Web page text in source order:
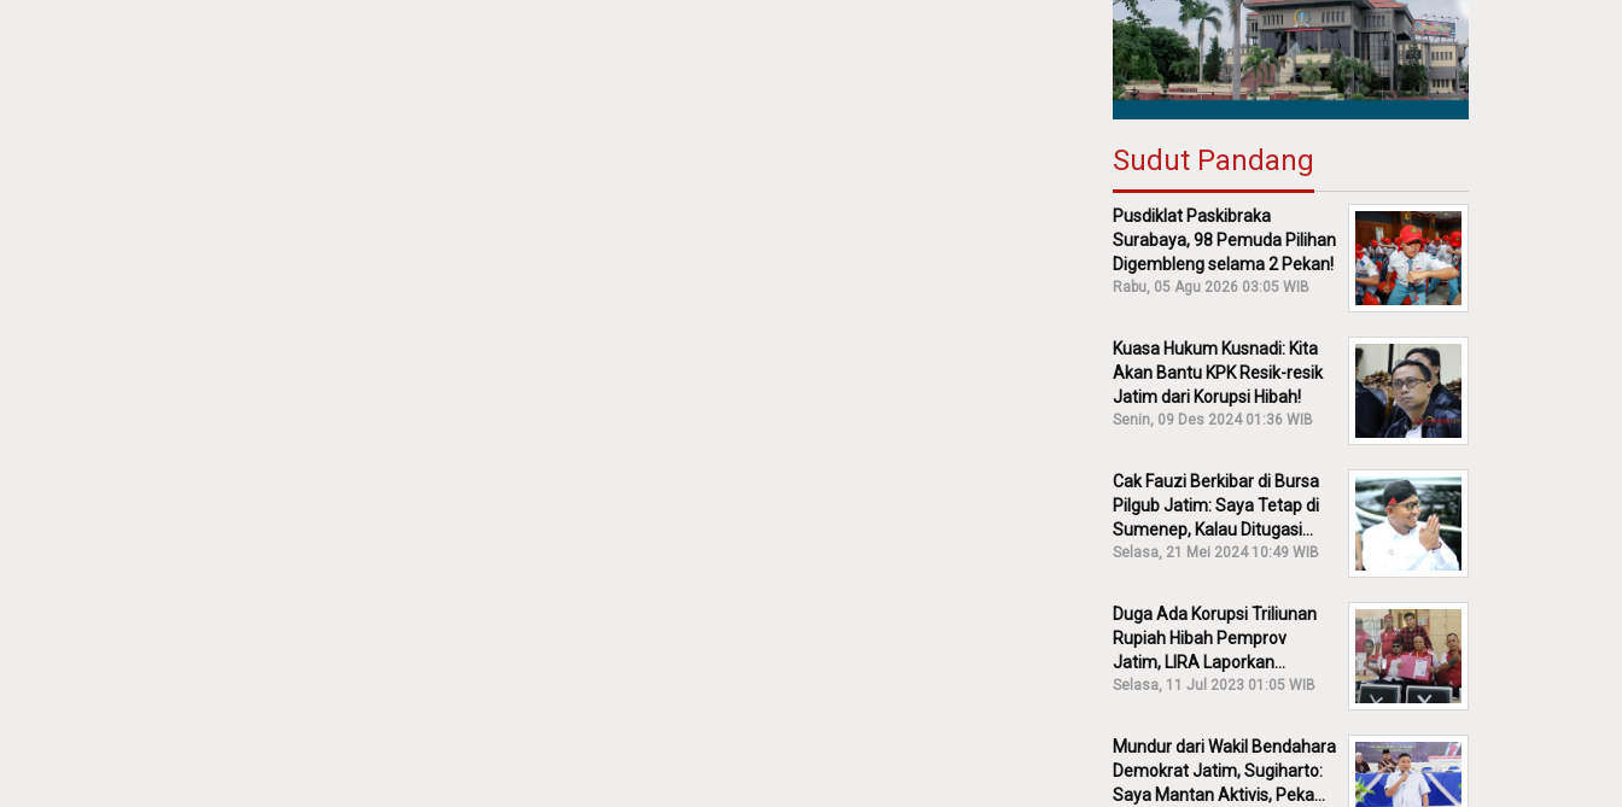
Sudut Pandang
Pusdiklat Paskibraka
Surabaya, 98 Pemuda Pilihan
Digembleng selama 2 Pekan!
Rabu, 05 Agu 2026 03:05 WIB
Kuasa Hukum Kusnadi: Kita
Akan Bantu KPK Resik-resik
Jatim dari Korupsi Hibah!
Senin, 09 Des 2024 01:36 WIB
Cak Fauzi Berkibar di Bursa
Pilgub Jatim: Saya Tetap di
Sumenep, Kalau Ditugasi
Partai Lain Cerita!
Selasa, 21 Mei 2024 10:49 WIB
Duga Ada Korupsi Triliunan
Rupiah Hibah Pemprov
Jatim, LIRA Laporkan
Khofifah ke KPK: Dia Harus
Selasa, 11 Jul 2023 01:05 WIB
Mundur dari Wakil Bendahara
Demokrat Jatim, Sugiharto:
Saya Mantan Aktivis, Peka